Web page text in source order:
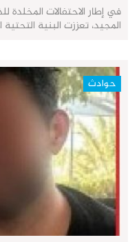
في إطار الاحتفالات المخلدة
المجيد، تعززت البنية
حوادث